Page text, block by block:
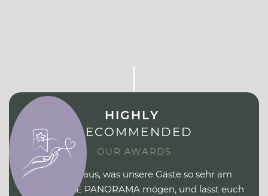
HIGHLY
RECOMMENDED
OUR AWARDS
Findet heraus, was unsere Gäste so sehr am
ERIKA PURE PANORAMA mögen, und lasst euch